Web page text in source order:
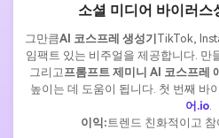
소셜 미디어 바이러스
그만큼AI 코스프레 생성기 TikTok,
임팩트 있는 비주얼을 제공합니다. 만
그리고프롬프트 제미니 AI 코스프레
높이는 데 도움이 됩니다. 첫 번째 바
어.io.
이익:트렌드 친화적이고